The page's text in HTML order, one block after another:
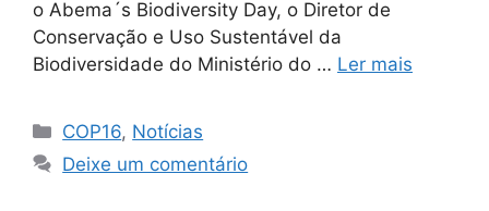
o Abema´s Biodiversity Day, o Diretor de
Conservação e Uso Sustentável da
Biodiversidade do Ministério do … Ler mais
COP16, Notícias
Deixe um comentário